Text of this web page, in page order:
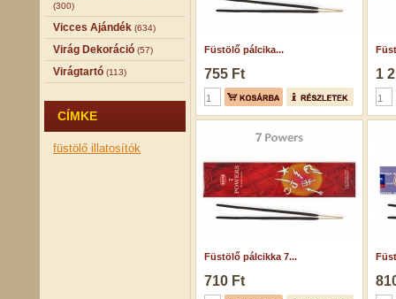
(300)
Vicces Ajándék (634)
Virág Dekoráció (57)
Virágtartó (113)
CÍMKE
füstölő illatosítók
Füstölő pálcika...
755 Ft 1
Füstölő pálcikka 7...
710 Ft